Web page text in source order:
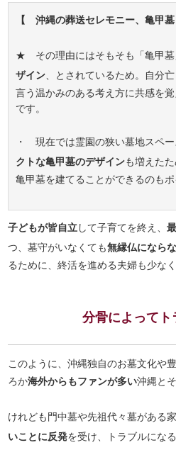
【 沖縄の葬送セレモニー、亀甲
★ その理由にはそもそも「亀甲墓
ザイン、とされているため。自分亡
言う温かみのある考え方に共感を
です。
・ 現在では霊園の狭い墓地スペー
クトな亀甲墓のデザインも増えた
亀甲墓を建てることができるのもポ
子どもが皆自立して子育てを終え、
つ、墓守がいなくても無縁仏になら
るために、終活を進める夫婦も少なく
分骨によってト
このように、沖縄独自のお墓文化や
ろか海外からもファンが多い沖縄と
けれども門中墓や先祖代々墓がある
いことに反発を受け、トラブルにな